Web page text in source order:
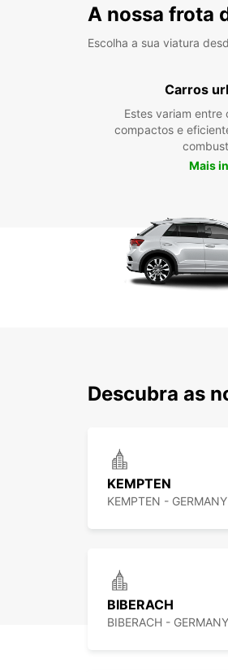
A nossa frota
Escolha a sua viatura
Carros
Estes variam entre
compactos e
Mais
Descubra as
KEMPTEN
KEMPTEN - GERMANY
BIBERACH
BIBERACH - GERMANY